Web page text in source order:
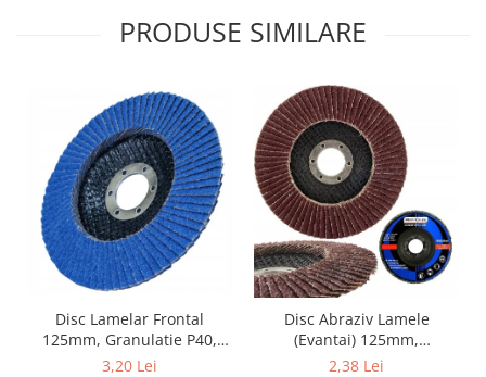
PRODUSE SIMILARE
Disc Lamelar Frontal
125mm, Granulatie P40,
Abraziv Premium din
3,20 Lei
Disc Abraziv Lamele
(Evantai) 125mm,
Granulație , pentru Metal și
2,38 Lei